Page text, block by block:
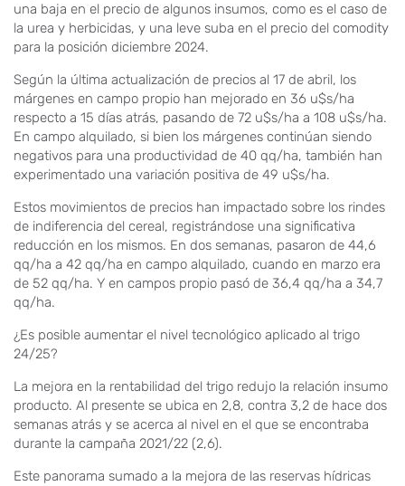
una baja en el precio de algunos insumos, como es el caso de
la urea y herbicidas, y una leve suba en el precio del comodity
para la posición diciembre 2024.
Según la última actualización de precios al 17 de abril, los
márgenes en campo propio han mejorado en 36 u$s/ha
respecto a 15 días atrás, pasando de 72 u$s/ha a 108 u$s/ha.
En campo alquilado, si bien los márgenes continúan siendo
negativos para una productividad de 40 qq/ha, también han
experimentado una variación positiva de 49 u$s/ha.
Estos movimientos de precios han impactado sobre los rindes
de indiferencia del cereal, registrándose una significativa
reducción en los mismos. En dos semanas, pasaron de 44,6
qq/ha a 42 qq/ha en campo alquilado, cuando en marzo era
de 52 qq/ha. Y en campos propio pasó de 36,4 qq/ha a 34,7
qq/ha.
¿Es posible aumentar el nivel tecnológico aplicado al trigo
24/25?
La mejora en la rentabilidad del trigo redujo la relación insumo
producto. Al presente se ubica en 2,8, contra 3,2 de hace dos
semanas atrás y se acerca al nivel en el que se encontraba
durante la campaña 2021/22 (2,6).
Este panorama sumado a la mejora de las reservas hídricas